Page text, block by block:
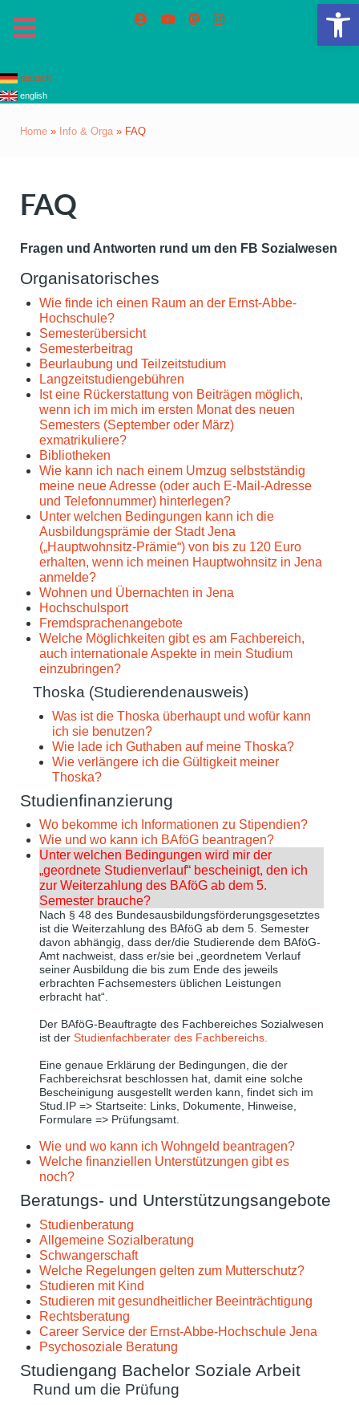
deutsch
english
Home » Info & Orga» FAQ
FAQ
Fragen und Antworten rund um den FB Sozialwesen
Organisatorisches
Wie finde ich einen Raum an der Ernst-Abbe-
Hochschule?
Semesterübersicht
Semesterbeitrag
Beurlaubung und Teilzeitstudium
Langzeitstudiengebühren
Ist eine Rückerstattung von Beiträgen möglich,
wenn ich im mich im ersten Monat des neuen
Semesters (September oder März)
exmatrikuliere?
Bibliotheken
Wie kann ich nach einem Umzug selbstständig
meine neue Adresse (oder auch E-Mail-Adresse
und Telefonnummer) hinterlegen?
Unter welchen Bedingungen kann ich die
Ausbildungsprämie der Stadt Jena
(„Hauptwohnsitz-Prämie“) von bis zu 120 Euro
erhalten, wenn ich meinen Hauptwohnsitz in Jena
anmelde?
Wohnen und Übernachten in Jena
Hochschulsport
Fremdsprachenangebote
Welche Möglichkeiten gibt es am Fachbereich,
auch internationale Aspekte in mein Studium
einzubringen?
Thoska (Studierendenausweis)
Was ist die Thoska überhaupt und wofür kann
ich sie benutzen?
Wie lade ich Guthaben auf meine Thoska?
Wie verlängere ich die Gültigkeit meiner
Thoska?
Studienfinanzierung
Wo bekomme ich Informationen zu Stipendien?
Wie und wo kann ich BAföG beantragen?
Unter welchen Bedingungen wird mir der
„geordnete Studienverlauf“ bescheinigt, den ich
zur Weiterzahlung des BAföG ab dem 5.
Semester brauche?
Nach § 48 des Bundesausbildungsförderungsgesetztes
ist die Weiterzahlung des BAföG ab dem 5. Semester
davon abhängig, dass der/die Studierende dem BAföG-
Amt nachweist, dass er/sie bei „geordnetem Verlauf
seiner Ausbildung die bis zum Ende des jeweils
erbrachten Fachsemesters üblichen Leistungen
erbracht hat“.
Der BAföG-Beauftragte des Fachbereiches Sozialwesen
ist der Studienfachberater des Fachbereichs.
Eine genaue Erklärung der Bedingungen, die der
Fachbereichsrat beschlossen hat, damit eine solche
Bescheinigung ausgestellt werden kann, findet sich im
Stud.IP => Startseite: Links, Dokumente, Hinweise,
Formulare => Prüfungsamt.
Wie und wo kann ich Wohngeld beantragen?
Welche finanziellen Unterstützungen gibt es
noch?
Beratungs- und Unterstützungsangebote
Studienberatung
Allgemeine Sozialberatung
Schwangerschaft
Welche Regelungen gelten zum Mutterschutz?
Studieren mit Kind
Studieren mit gesundheitlicher Beeinträchtigung
Rechtsberatung
Career Service der Ernst-Abbe-Hochschule Jena
Psychosoziale Beratung
Studiengang Bachelor Soziale Arbeit
Rund um die Prüfung